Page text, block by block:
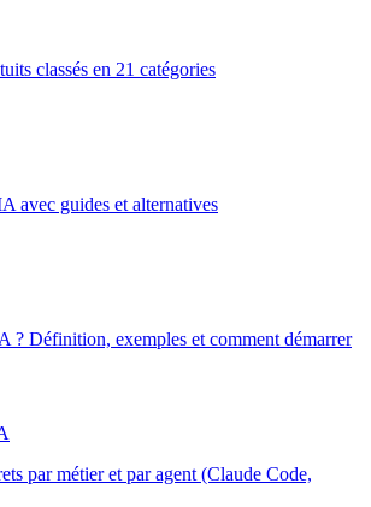
classés en 21 catégories
avec guides et alternatives
? Définition, exemples et comment démarrer
par métier et par agent (Claude Code,